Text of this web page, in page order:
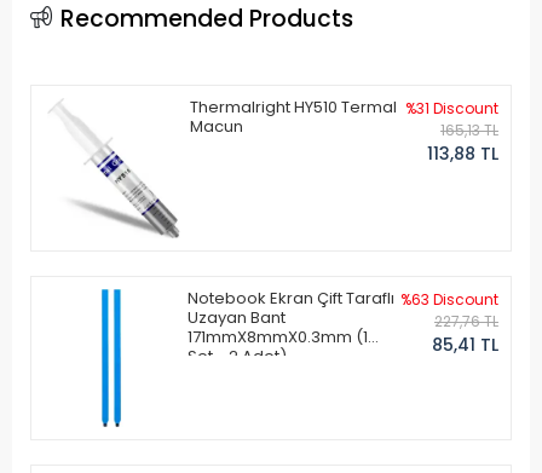
Recommended Products
Thermalright HY510 Termal
Macun
%31 Discount
165,13 TL
113,88 TL
Notebook Ekran Çift Taraflı
Uzayan Bant
171mmX8mmX0.3mm (1
Set - 2 Adet)
%63 Discount
227,76 TL
85,41 TL